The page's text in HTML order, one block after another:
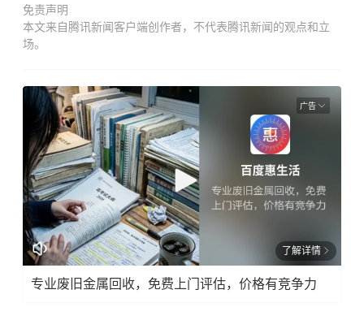
免责声明
本文来自腾讯新闻客户端创作者，不代表腾讯新闻的观点和立
场。
广告
了解详情
专业废旧金属回收，免费上门评估，价格有竞争力